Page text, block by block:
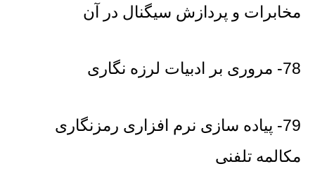
مخابرات و پردازش سیگنال در آن
78- مروری بر ادبیات لرزه نگاری
79- پیاده سازی نرم افزاری رمزنگاری
مکالمه تلفنی